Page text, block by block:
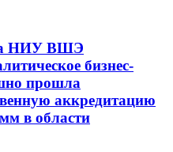
НИУ ВШЭ
бизнес-
прошла
аккредитацию
в области